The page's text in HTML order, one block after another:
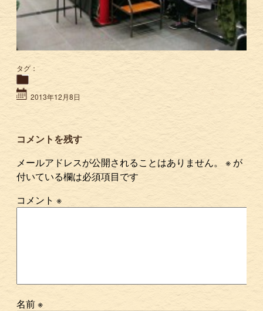
タグ：
2013年12月8日
コメントを残す
メールアドレスが公開されることはありません。
※ が
付いている欄は必須項目です
コメント※
名前※